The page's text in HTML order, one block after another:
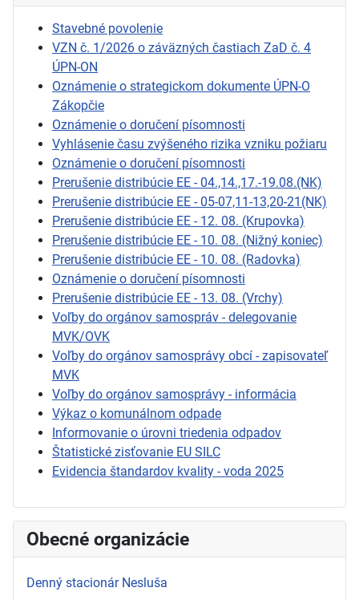
Stavebné povolenie
VZN č. 1/2026 o záväzných častiach ZaD č. 4
ÚPN-ON
Oznámenie o strategickom dokumente ÚPN-O
Zákopčie
Oznámenie o doručení písomnosti
Vyhlásenie času zvýšeného rizika vzniku požiaru
Oznámenie o doručení písomnosti
Prerušenie distribúcie EE - 04.,14.,17.-19.08.(NK)
Prerušenie distribúcie EE - 05-07,11-13,20-21(NK)
Prerušenie distribúcie EE - 12. 08. (Krupovka)
Prerušenie distribúcie EE - 10. 08. (Nižný koniec)
Prerušenie distribúcie EE - 10. 08. (Radovka)
Oznámenie o doručení písomnosti
Prerušenie distribúcie EE - 13. 08. (Vrchy)
Voľby do orgánov samospráv - delegovanie
MVK/OVK
Voľby do orgánov samosprávy obcí - zapisovateľ
MVK
Voľby do orgánov samosprávy - informácia
Výkaz o komunálnom odpade
Informovanie o úrovni triedenia odpadov
Štatistické zisťovanie EU SILC
Evidencia štandardov kvality - voda 2025
Obecné organizácie
Denný stacionár Nesluša